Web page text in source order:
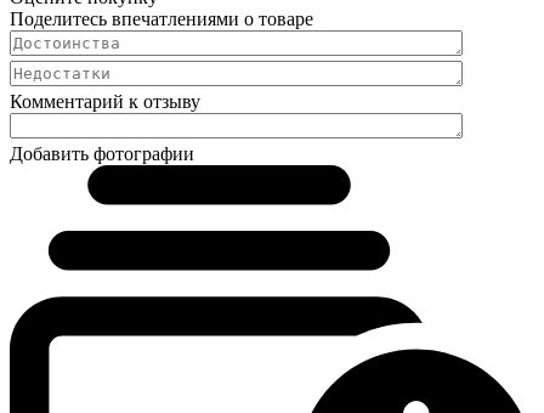
Поделитесь впечатлениями о товаре
Комментарий к отзыву
Добавить фотографии